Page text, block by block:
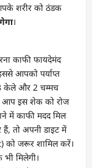
शरीर को ठंडक
।
काफी फायदेमंद
आपको पर्याप्त
केले और 2 चम्मच
आप इस शेक को रोज
में काफी मदद मिल
तो अपनी डाइट में
जरूर शामिल करें।
मिलेगी।